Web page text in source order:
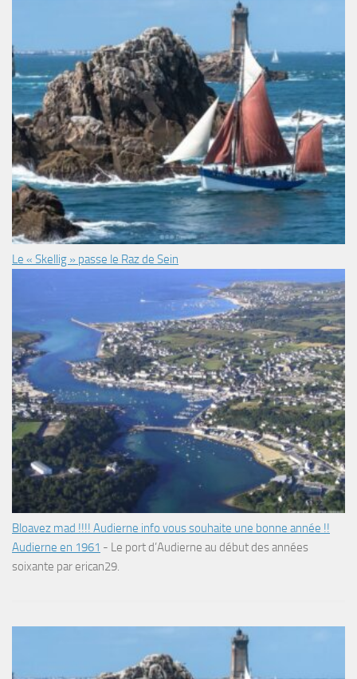
Le « Skellig » passe le Raz de Sein
Bloavez mad !!!! Audierne info vous souhaite une bonne année !!
Audierne en 1961 - Le port d’Audierne au début des années
soixante par erican29.